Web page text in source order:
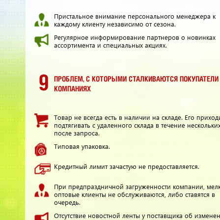
уб.
оптовая цена
уб.
розничная цена оптовая
Лампочка 15 вт 1 шт
Пристальное внимание персонального менеджера к
каждому клиенту независимо от сезона.
Регулярное информирование партнеров о новинках
ассортимента и специальных акциях.
ПРОБЛЕМ, С КОТОРЫМИ СТАЛКИВАЮТСЯ
КОМПАНИЯХ
Товар не всегда есть в наличии на складе. Его
подтягивать с удаленного склада в течение
после запроса.
Типовая упаковка.
Кредитный лимит зачастую не предоставляется.
При предпраздничной загруженности компании,
оптовые клиенты не обслуживаются, либо ставятся в
очередь.
Отсутствие новостной ленты у поставщика об